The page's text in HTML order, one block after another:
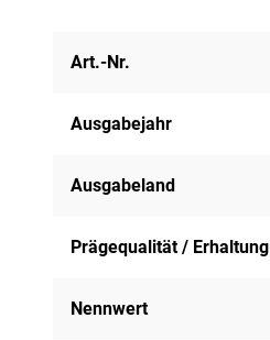
Art.-Nr.
Ausgabejahr
Ausgabeland
Prägequalität / Erhaltung
Nennwert